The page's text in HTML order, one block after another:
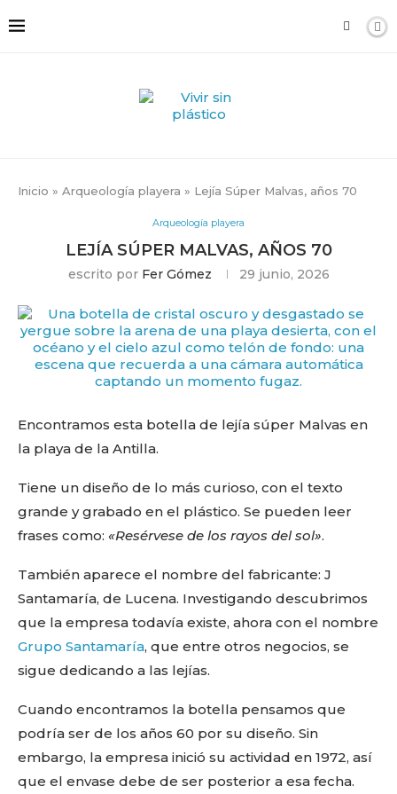
Inicio » Arqueología playera » Lejía Súper Malvas, años 70
Arqueología playera
LEJÍA SÚPER MALVAS, AÑOS 70
escrito por Fer Gómez 29 junio, 2026
Encontramos esta botella de lejía súper Malvas en
la playa de la Antilla.
Tiene un diseño de lo más curioso, con el texto
grande y grabado en el plástico. Se pueden leer
frases como: «Resérvese de los rayos del sol».
También aparece el nombre del fabricante: J
Santamaría, de Lucena. Investigando descubrimos
que la empresa todavía existe, ahora con el nombre
Grupo Santamaría, que entre otros negocios, se
sigue dedicando a las lejías.
Cuando encontramos la botella pensamos que
podría ser de los años 60 por su diseño. Sin
embargo, la empresa inició su actividad en 1972, así
que el envase debe de ser posterior a esa fecha.